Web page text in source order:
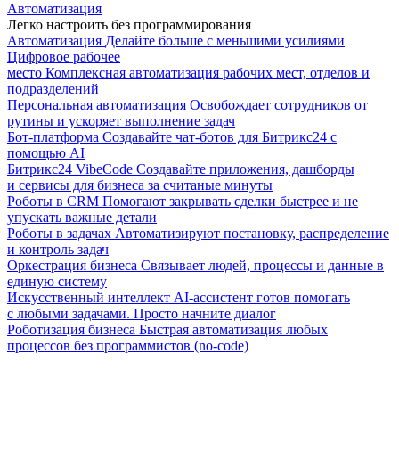
Автоматизация
Легко настроить без программирования
Автоматизация Делайте больше с меньшими усилиями
Цифровое рабочее
место Комплексная автоматизация рабочих мест, отделов и
подразделений
Персональная автоматизация Освобождает сотрудников от
рутины и ускоряет выполнение задач
Бот-платформа Создавайте чат-ботов для Битрикс24 с
помощью AI
Битрикс24 VibeCode Создавайте приложения, дашборды
и сервисы для бизнеса за считаные минуты
Роботы в CRM Помогают закрывать сделки быстрее и не
упускать важные детали
Роботы в задачах Автоматизируют постановку, распределение
и контроль задач
Оркестрация бизнеса Связывает людей, процессы и данные в
единую систему
Искусственный интеллект AI-ассистент готов помогать
с любыми задачами. Просто начните диалог
Роботизация бизнеса Быстрая автоматизация любых
процессов без программистов (no-code)